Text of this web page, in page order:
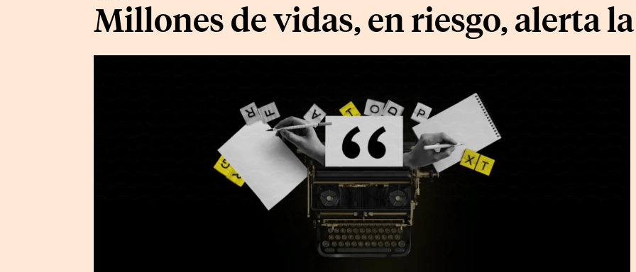
Millones de vidas, en riesgo, alerta